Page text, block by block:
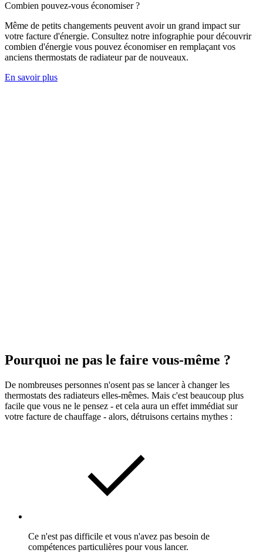
Combien pouvez-vous économiser ?
Même de petits changements peuvent avoir un grand impact sur
votre facture d'énergie. Consultez notre infographie pour découvrir
combien d'énergie vous pouvez économiser en remplaçant vos
anciens thermostats de radiateur par de nouveaux.
En savoir plus
Pourquoi ne pas le faire vous-même ?
De nombreuses personnes n'osent pas se lancer à changer les
thermostats des radiateurs elles-mêmes. Mais c'est beaucoup plus
facile que vous ne le pensez - et cela aura un effet immédiat sur
votre facture de chauffage - alors, détruisons certains mythes :
Ce n'est pas difficile et vous n'avez pas besoin de
compétences particulières pour vous lancer.